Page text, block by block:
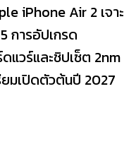
iPhone Air 2 เจาะ
การอัปเกรด
แวร์และชิปเซ็ต 2nm
ยมเปิดตัวต้นปี 2027